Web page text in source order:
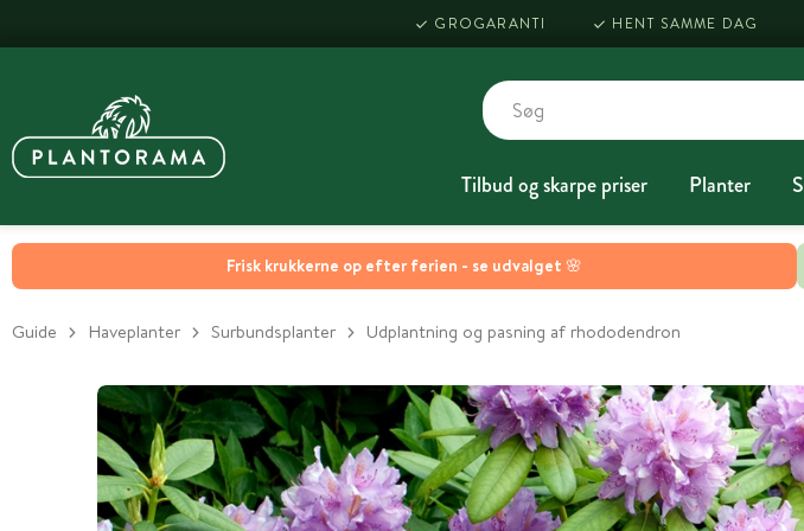
Frisk krukkerne op efter ferien - se udvalget 🌸
GROGARANTI HENT SAMME DAG
Tilbud og skarpe priser Planter
Guide Haveplanter Surbundsplanter Udplantning og pasning af rhododendron